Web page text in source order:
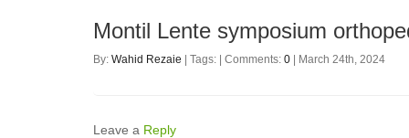
Montil Lente symposium
By: Wahid Rezaie | Tags: | Comments: 0 | March 24th, 2024
Leave a Reply